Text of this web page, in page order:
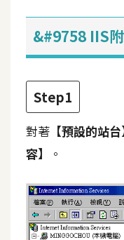
&#9758 IIS
Step1
對著 【預設的站台
容】
。